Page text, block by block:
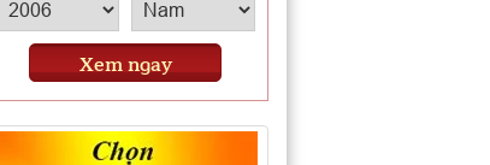
Xem ngay